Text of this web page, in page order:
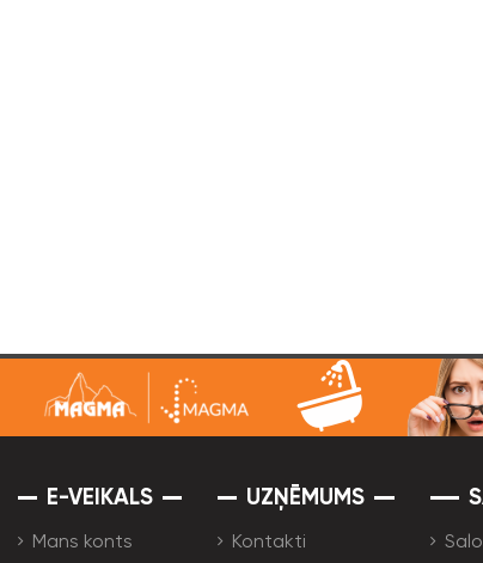
E-VEIKALS
Mans konts
UZŅĒMUMS
Kontakti